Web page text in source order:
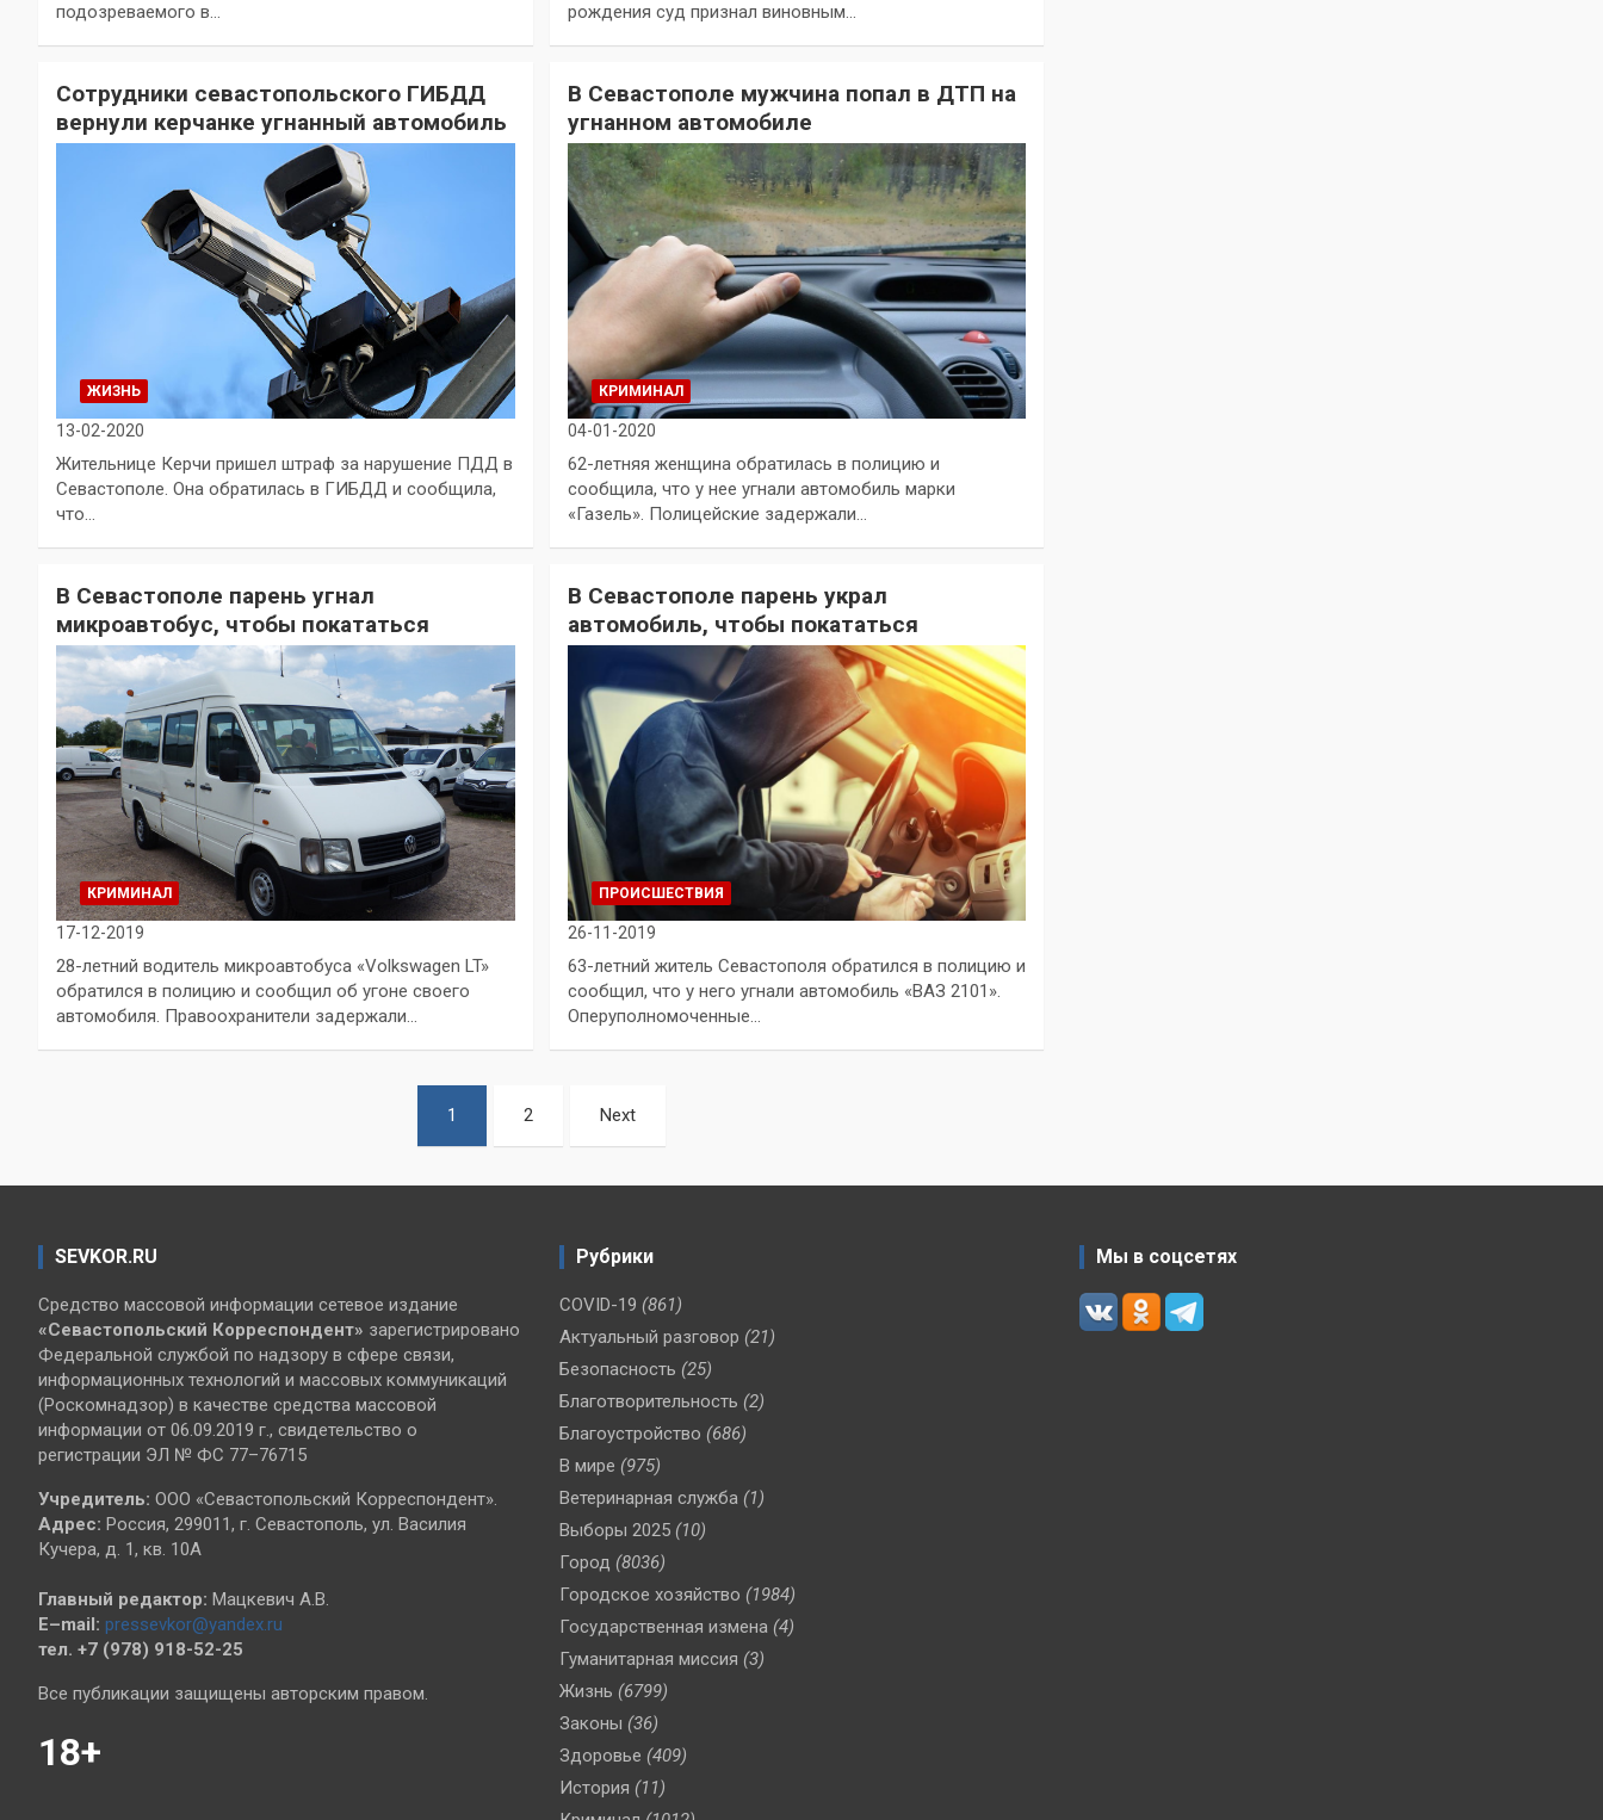
подозреваемого в…
рождения суд признал виновным…
Сотрудники севастопольского ГИБДД
вернули керчанке угнанный автомобиль
ЖИЗНЬ
13-02-2020
Жительнице Керчи пришел штраф за нарушение ПДД в
Севастополе. Она обратилась в ГИБДД и сообщила,
что…
В Севастополе мужчина попал в ДТП на
угнанном автомобиле
КРИМИНАЛ
04-01-2020
62-летняя женщина обратилась в полицию и
сообщила, что у нее угнали автомобиль марки
«Газель». Полицейские задержали…
В Севастополе парень угнал
микроавтобус, чтобы покататься
КРИМИНАЛ
17-12-2019
28-летний водитель микроавтобуса «Volkswagen LT»
обратился в полицию и сообщил об угоне своего
автомобиля. Правоохранители задержали…
В Севастополе парень украл
автомобиль, чтобы покататься
ПРОИСШЕСТВИЯ
26-11-2019
63-летний житель Севастополя обратился в полицию и
сообщил, что у него угнали автомобиль «ВАЗ 2101».
Оперуполномоченные…
1 2 Next
SEVKOR.RU
Средство массовой информации сетевое издание
«Севастопольский Корреспондент» зарегистрировано
Федеральной службой по надзору в сфере связи,
информационных технологий и массовых коммуникаций
(Роскомнадзор) в качестве средства массовой
информации от 06.09.2019 г., свидетельство о
регистрации ЭЛ № ФС 77–76715
Учредитель: ООО «Севастопольский Корреспондент».
Адрес: Россия, 299011, г. Севастополь, ул. Василия
Кучера, д. 1, кв. 10А
Главный редактор: Мацкевич А.В.
E–mail: pressevkor@yandex.ru
тел. +7 (978) 918-52-25
Все публикации защищены авторским правом.
18+
Рубрики
COVID-19 (861)
Актуальный разговор (21)
Безопасность (25)
Благотворительность (2)
Благоустройство (686)
В мире (975)
Ветеринарная служба (1)
Выборы 2025 (10)
Город (8036)
Городское хозяйство (1984)
Государственная измена (4)
Гуманитарная миссия (3)
Жизнь (6799)
Законы (36)
Здоровье (409)
История (11)
Мы в соцсетях